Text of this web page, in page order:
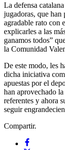
La defensa
jugadoras, que
agradable rato con
explicarles a las
ganamos todos”
la Comunidad
De este modo, les
dicha iniciativa
apuestas por el
han aprovechado
referentes y ahora
seguir
Compartir.